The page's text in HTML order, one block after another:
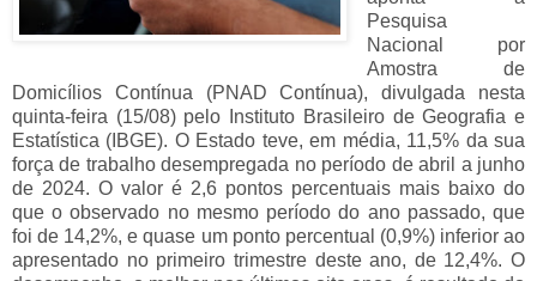
Pesquisa
Nacional por
Amostra de
Domicílios Contínua (PNAD Contínua), divulgada nesta
quinta-feira (15/08) pelo Instituto Brasileiro de Geografia e
Estatística (IBGE). O Estado teve, em média, 11,5% da sua
força de trabalho desempregada no período de abril a junho
de 2024. O valor é 2,6 pontos percentuais mais baixo do
que o observado no mesmo período do ano passado, que
foi de 14,2%, e quase um ponto percentual (0,9%) inferior ao
apresentado no primeiro trimestre deste ano, de 12,4%. O